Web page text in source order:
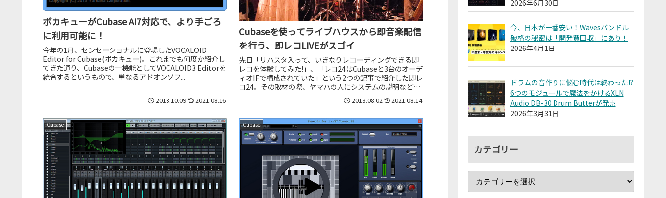
ボカキューがCubase AI7対応で、より手ごろ
に利用可能に！
今年の1月、センセーショナルに登場したVOCALOID
Editor for Cubase(ボカキュー)。これまでも何度か紹介し
てきた通り、Cubaseの一機能としてVOCALOID3 Editorを
統合するというもので、単なるアドオンソフ...
2013.10.09 2021.08.16
Cubaseを使ってライブハウスから即音楽配信
を行う、即レコLIVEがスゴイ
先日「リハスタ入って、いきなりレコーディングできる即
レコを体験してみた!」、「レコ24はCubaseと3台のオーデ
ィオIFで構成されていた」という2つの記事で紹介した即レ
コ24。その取材の際、ヤマハの人にシステムの説明などを
2013.08.02 2021.08.14
Cubase Cubase
2026年6月30日
今、日本が一番安い！Wavesバンドル
破格の秘密は「開発費回収」にあり！
2026年4月1日
ドラムの音作りに悩む時代は終わった!?
6つのモジュールで魔法をかけるXLN
Audio DB-30 Drum Butterが発売
2026年3月31日
カテゴリー